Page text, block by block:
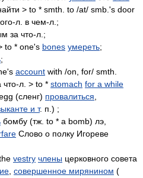
> to * smth. to /at/ smb.'s door
л. в чем-л.;
за что-л.;
to * one's bones умереть;
;
account with /on, for/ smth.
что-л. > to * stomach for a while
(сленг) провалиться
и т. п.) ;
бомбу (тж. to * a bomb) лэ,
Слово о полку Игореве
vestry члены церковного совета
совершенное мирянином (